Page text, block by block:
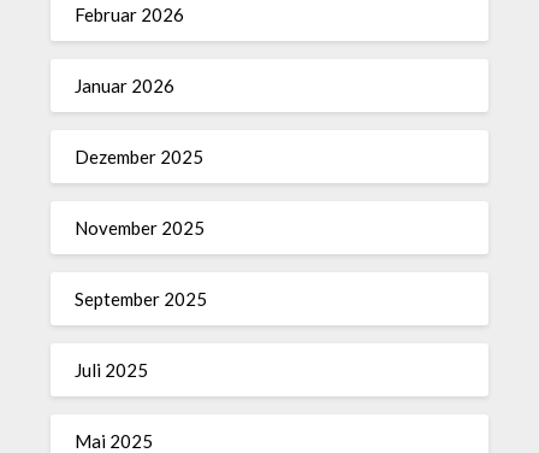
Februar 2026
Januar 2026
Dezember 2025
November 2025
September 2025
Juli 2025
Mai 2025